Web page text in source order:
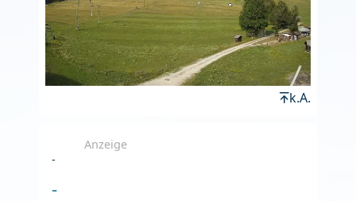
k.A.
Anzeige
-
-